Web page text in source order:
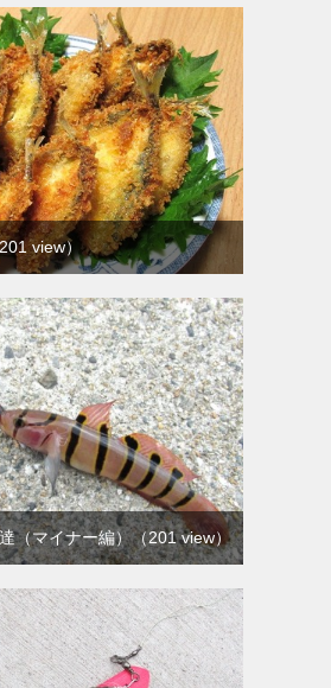
view）
（マイナー編）（201 view）